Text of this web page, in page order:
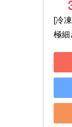
[冷
極細